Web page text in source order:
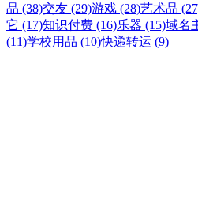
品 (38)交友 (29)游戏 (28)艺术品
它 (17)知识付费 (16)乐器 (15)域名
(11)学校用品 (10)快递转运 (9)